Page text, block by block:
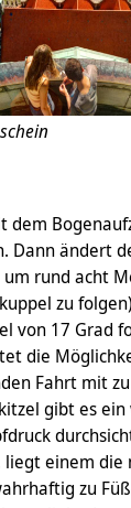
dem
Dann ändert
rund acht
zu
von 17 Grad
die
Fahrt mit
gibt es
einem die
zu